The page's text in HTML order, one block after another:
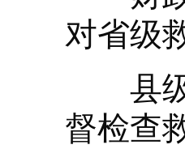
对省级
县级
督检查